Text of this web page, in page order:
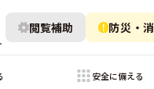
閲覧補助 防災・
安全に備える